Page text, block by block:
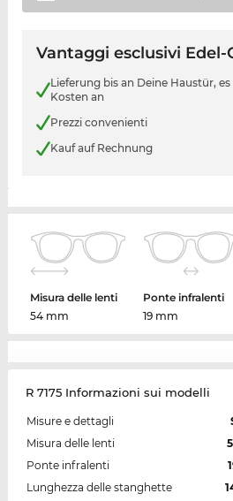
Vantaggi esclusivi Edel-
Lieferung bis an Deine Haustür,
Kosten an
Prezzi convenienti
Kauf auf Rechnung
Misura delle lenti
54 mm
Ponte infralenti
19 mm
R 7175 Informazioni sui modelli
Misure e dettagli
Misura delle lenti
Ponte infralenti
Lunghezza delle stanghette